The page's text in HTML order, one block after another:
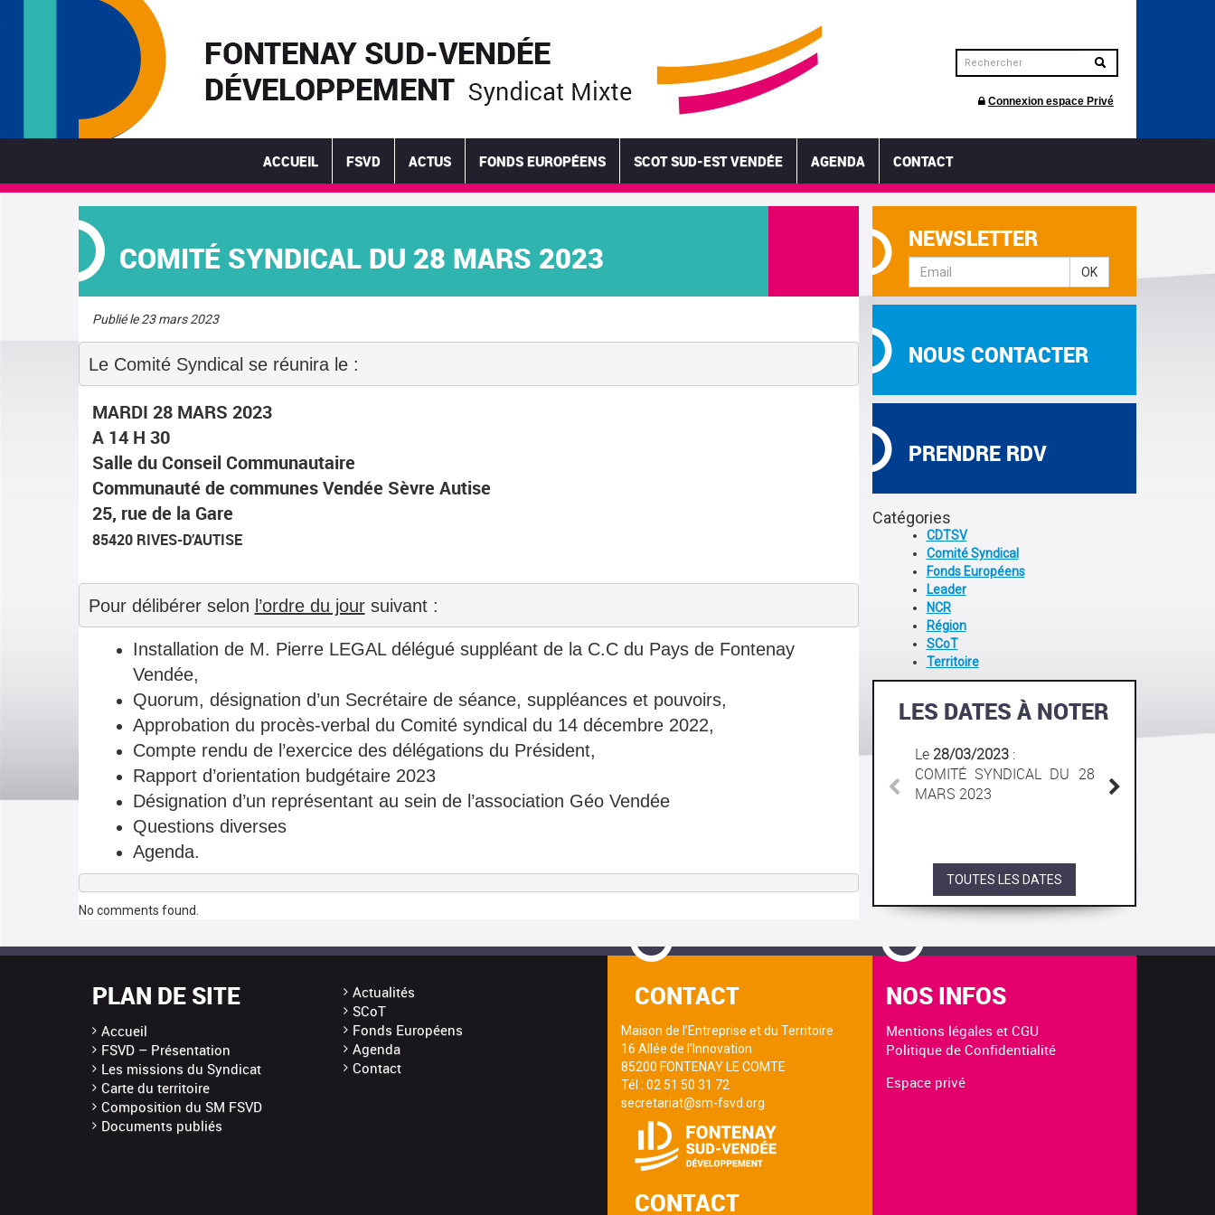
Connexion espace Privé
ACCUEIL FSVD ACTUS FONDS EUROPÉENS SCOT SUD-EST VENDÉE AGENDA CONTACT
COMITÉ SYNDICAL DU 28 MARS 2023
Publié le 23 mars 2023
Le Comité Syndical se réunira le :
MARDI 28 MARS 2023
A 14 H 30
Salle du Conseil Communautaire
Communauté de communes Vendée Sèvre Autise
25, rue de la Gare
85420 RIVES-D’AUTISE
Pour délibérer selon l’ordre du jour suivant :
Installation de M. Pierre LEGAL délégué suppléant de la C.C du Pays de Fontenay
Vendée,
Quorum, désignation d’un Secrétaire de séance, suppléances et pouvoirs,
Approbation du procès-verbal du Comité syndical du 14 décembre 2022,
Compte rendu de l’exercice des délégations du Président,
Rapport d’orientation budgétaire 2023
Désignation d’un représentant au sein de l’association Géo Vendée
Questions diverses
Agenda.
No comments found.
NEWSLETTER
OK
NOUS CONTACTER
PRENDRE RDV
Catégories
CDTSV
Comité Syndical
Fonds Européens
Leader
NCR
Région
SCoT
Territoire
LES DATES À NOTER
Le 28/03/2023:
COMITÉ SYNDICAL DU 28
MARS 2023
TOUTES LES DATES
PLAN DE SITE
Accueil
FSVD – Présentation
Les missions du Syndicat
Carte du territoire
Composition du SM FSVD
Documents publiés
Actualités
SCoT
Fonds Européens
Agenda
Contact
CONTACT
Maison de l’Entreprise et du Territoire
16 Allée de l’Innovation
85200 FONTENAY LE COMTE
Tél : 02 51 50 31 72
secretariat@sm-fsvd.org
CONTACT
NOS INFOS
Mentions légales et CGU
Politique de Confidentialité
Espace privé